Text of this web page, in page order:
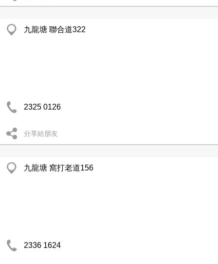
九龍塘 聯合道322
2325 0126
分享給朋友
九龍塘 窩打老道156
2336 1624